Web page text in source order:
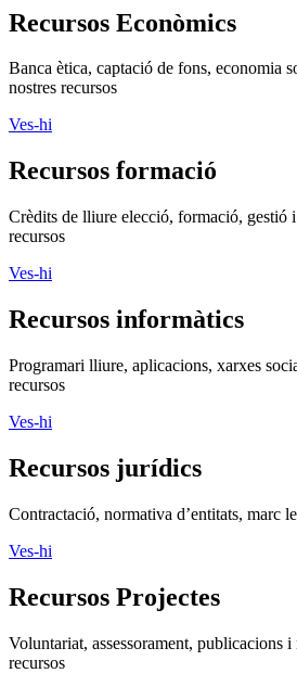
Recursos Econòmics
Banca ètica, captació de fons, economia
nostres recursos
Ves-hi
Recursos formació
Crèdits de lliure elecció, formació, gestió
recursos
Ves-hi
Recursos informàtics
Programari lliure, aplicacions, xarxes
recursos
Ves-hi
Recursos jurídics
Contractació, normativa d’entitats, marc
Ves-hi
Recursos Projectes
Voluntariat, assessorament, publicacions i
recursos